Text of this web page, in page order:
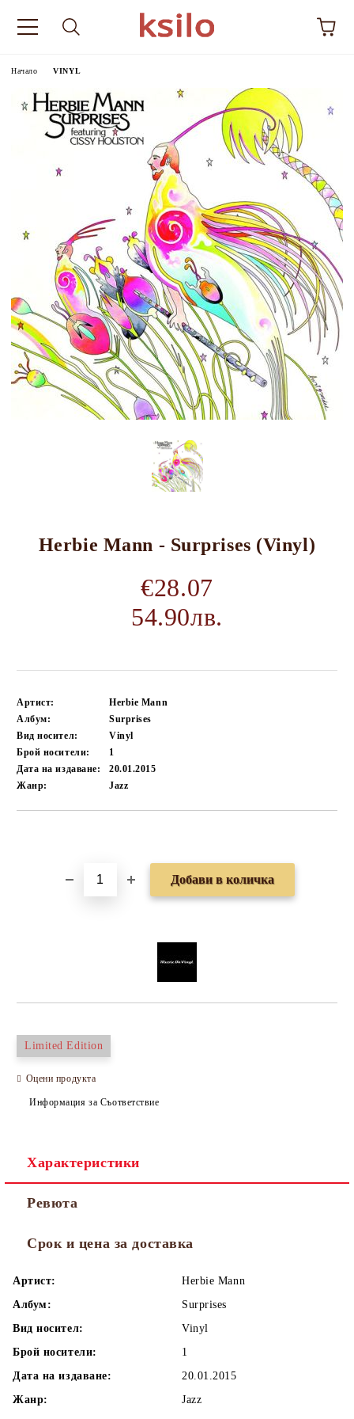
Начало VINYL
Herbie Mann - Surprises (Vinyl)
€28.07
54.90лв.
Артист:
Herbie Mann
Албум:
Surprises
Вид носител:
Vinyl
Брой носители:
1
Дата на издаване:
20.01.2015
Жанр:
Jazz
Limited Edition
Оцени продукта
Информация за Съответствие
Характеристики
Ревюта
Срок и цена за доставка
Артист:
Herbie Mann
Албум:
Surprises
Вид носител:
Vinyl
Брой носители:
1
Дата на издаване:
20.01.2015
Жанр:
Jazz